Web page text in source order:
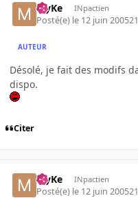
MyKe INpactien
Posté(e) le 12 juin 2005
AUTEUR
Désolé, je fait des modifs
dispo.
Citer
MyKe INpactien
Posté(e) le 12 juin 2005